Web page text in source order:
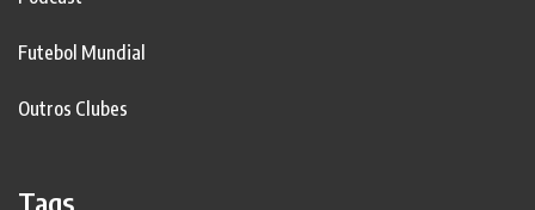
Futebol Mundial
Outros Clubes
Tags